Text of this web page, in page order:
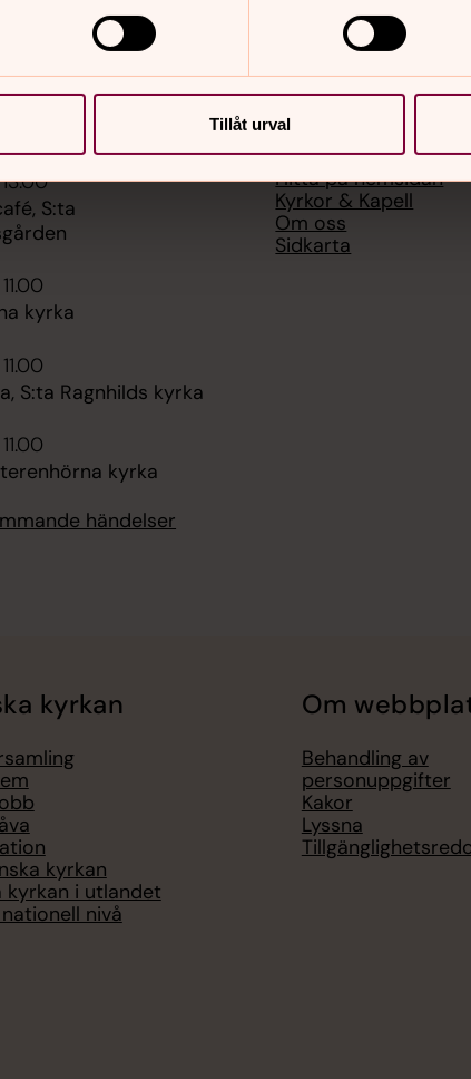
Tillåt urval
S:ta
kyrka
S:ta Ragnhilds kyrka
kyrka
händelser
Hitta snabbt
Hitta på hemsidan
Kyrkor & Kapell
Om oss
Sidkarta
kyrkan
kyrkan
kyrkan i utlandet
nivå
Om
Behandling av
personuppgifter
Kakor
Lyssna